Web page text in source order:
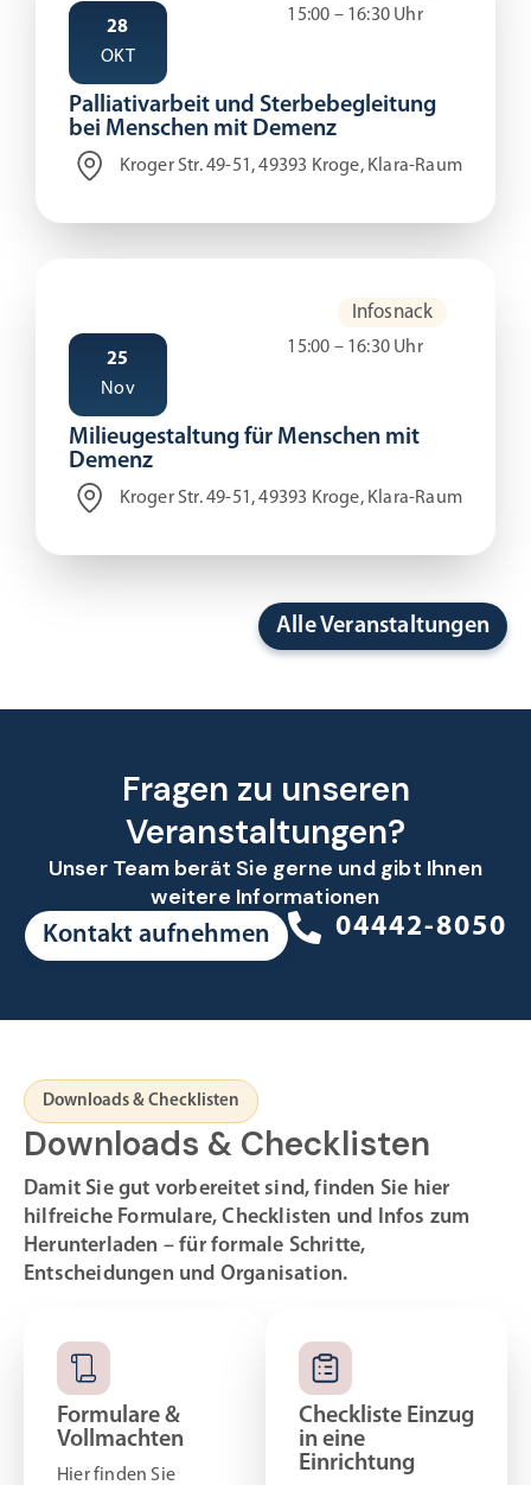
28
OKT
15:00 – 16:30 Uhr
Palliativarbeit und Sterbebegleitung
bei Menschen mit Demenz
Kroger Str. 49-51, 49393 Kroge, Klara-Raum
Infosnack
25
Nov
15:00 – 16:30 Uhr
Milieugestaltung für Menschen mit
Demenz
Kroger Str. 49-51, 49393 Kroge, Klara-Raum
Alle Veranstaltungen
Fragen zu unseren
Veranstaltungen?
Unser Team berät Sie gerne und gibt Ihnen
weitere Informationen
04442-8050
Kontakt aufnehmen
Downloads & Checklisten
Downloads & Checklisten
Damit Sie gut vorbereitet sind, finden Sie hier
hilfreiche Formulare, Checklisten und Infos zum
Herunterladen – für formale Schritte,
Entscheidungen und Organisation.
Formulare &
Vollmachten
Hier finden Sie
Checkliste Einzug
in eine
Einrichtung